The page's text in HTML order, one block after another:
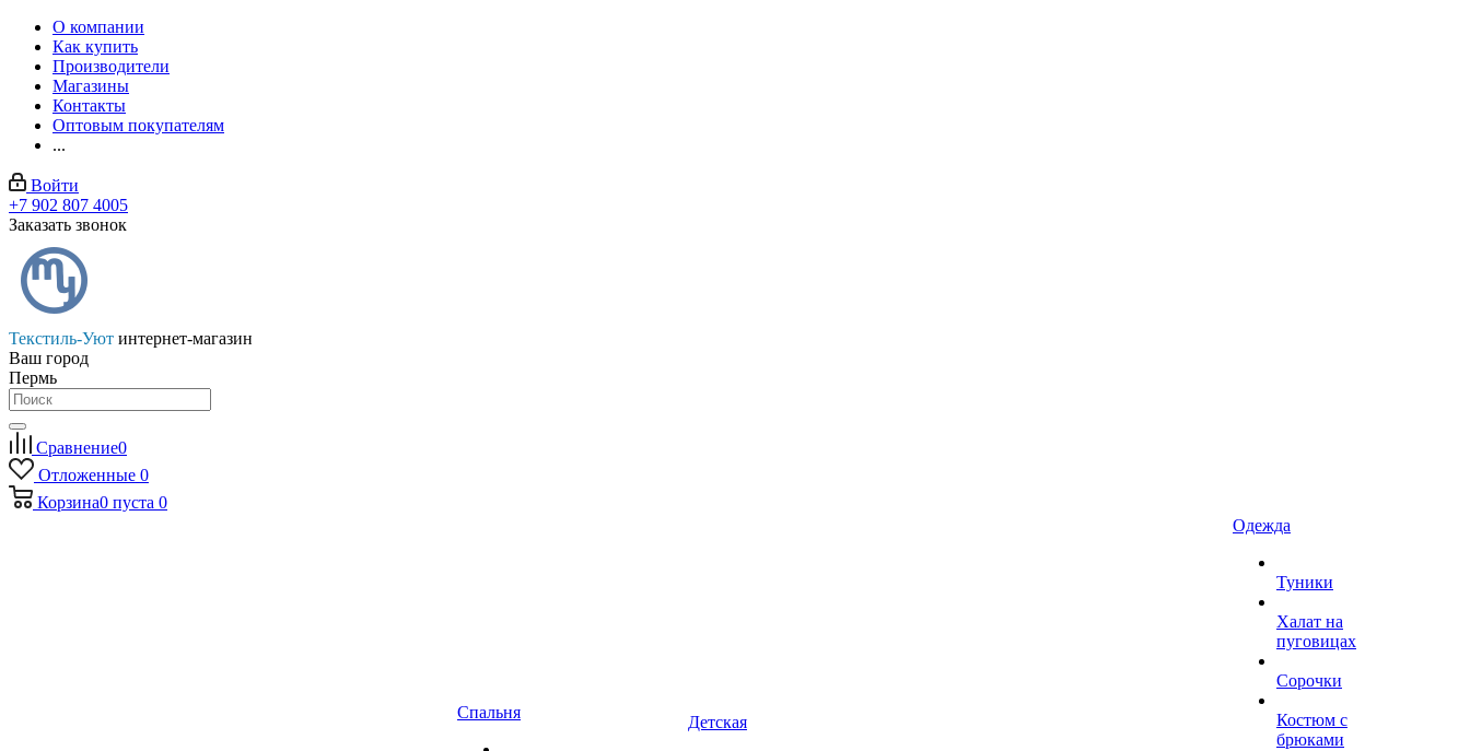
О компании
Как купить
Производители
Магазины
Контакты
Оптовым покупателям
...
Войти
+7 902 807 4005
Заказать звонок
Текстиль-Уют интернет-магазин
Ваш город
Пермь
Сравнение0
Отложенные 0
Корзина0 пуста 0
Спальня
Детская
Одежда
Туники
Халат на
пуговицах
Сорочки
Костюм с
брюками